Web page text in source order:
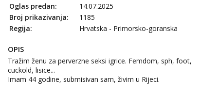
Oglas predan:
14.07.2025
Broj prikazivanja:
1185
Regija:
Hrvatska - Primorsko-goranska
OPIS
Tražim ženu za perverzne seksi igrice. Femdom, sph, foot,
cuckold, lisice...
Imam 44 godine, submisivan sam, živim u Rijeci.